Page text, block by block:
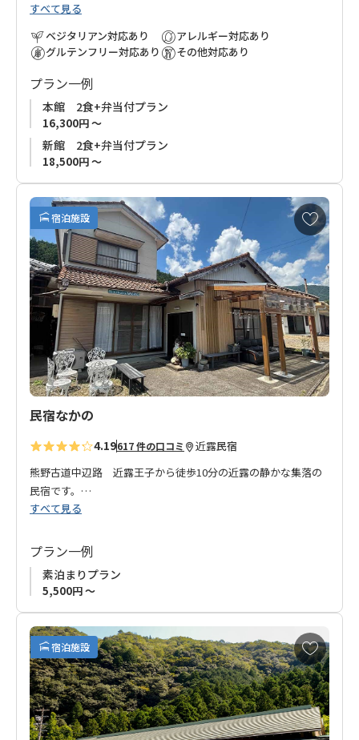
すべて見る
ベジタリアン対応あり
グルテンフリー対応あり
アレルギー対応あり
その他対応あり
プラン一例
本館 2食+弁当付プラン
16,300円 ～
新館 2食+弁当付プラン
18,500円 ～
宿泊施設
お
気
に
入
り
に
追
加
民宿なかの
4.19617 件の口コミ 近露民宿
熊野古道中辺路 近露王子から徒歩10分の近露の静かな集落の
民宿です。
ご夫婦2人で仲良く経営されるお宿です。
っくりとお過ごしいただけます。
近くに年中無休のスーパーがありますので、ちょっとした買い
物も手軽にでき、食べたいものも揃えることができます。
皆さまのお越しをお待ちしております
◆ご注意◆
宿泊施設の都合により、2023年３月以降は素泊まりプランのみ
の販売となります。
すべて見る
プラン一例
素泊まりプラン
5,500円 ～
宿泊施設
お
気
に
入
り
に